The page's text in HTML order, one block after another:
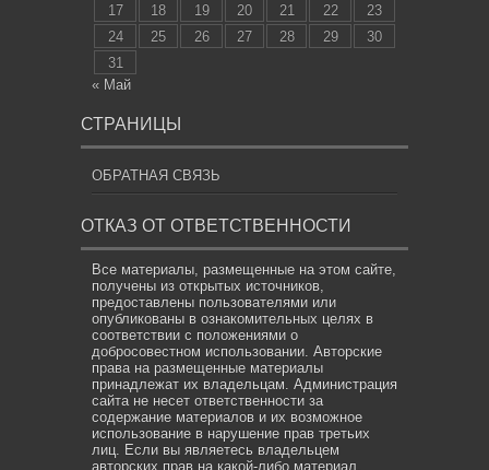
17
18 19 20 21 22
23
24
25 26 27 28 29
30
31
« Май
СТРАНИЦЫ
ОБРАТНАЯ СВЯЗЬ
ОТКАЗ ОТ ОТВЕТСТВЕННОСТИ
Все материалы, размещенные на этом сайте,
получены из открытых источников,
предоставлены пользователями или
опубликованы в ознакомительных целях в
соответствии с положениями о
добросовестном использовании. Авторские
права на размещенные материалы
принадлежат их владельцам. Администрация
сайта не несет ответственности за
содержание материалов и их возможное
использование в нарушение прав третьих
лиц. Если вы являетесь владельцем
авторских прав на какой-либо материал,